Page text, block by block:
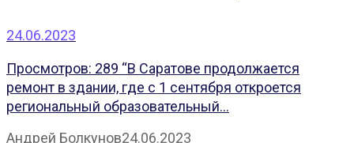
24.06.2023
Просмотров: 289 “В Саратове продолжается
ремонт в здании, где с 1 сентября откроется
региональный образовательный...
Андрей Болкунов24.06.2023